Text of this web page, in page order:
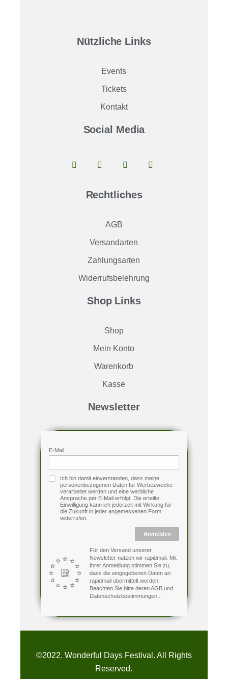
Nützliche Links
Events
Tickets
Kontakt
Social Media
Rechtliches
AGB
Versandarten
Zahlungsarten
Widerrufsbelehrung
Shop Links
Shop
Mein Konto
Warenkorb
Kasse
Newsletter
E-Mail
Ich bin damit einverstanden, dass meine
personenbezogenen Daten für Werbezwecke
verarbeitet werden und eine werbliche
Ansprache per E-Mail erfolgt. Die erteilte
Einwilligung kann ich jederzeit mit Wirkung für
die Zukunft in jeder angemessenen Form
widerrufen.
Anmelden
Für den Versand unserer
Newsletter nutzen wir rapidmail. Mit
Ihrer Anmeldung stimmen Sie zu,
dass die eingegebenen Daten an
rapidmail übermittelt werden.
Beachten Sie bitte derenAGB und
Datenschutzbestimmungen
©2022. Wonderful Days Festival. All Rights
Reserved.